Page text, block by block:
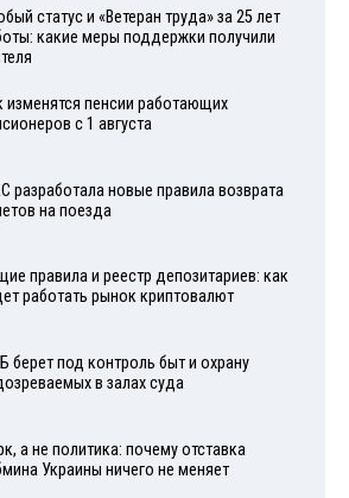
статус и «Ветеран труда» за 25 лет
какие меры поддержки получили
изменятся пенсии работающих
с 1 августа
разработала новые правила возврата
на поезда
правила и реестр депозитариев: как
работать рынок криптовалют
берет под контроль быт и охрану
в залах суда
а не политика: почему отставка
Украины ничего не меняет